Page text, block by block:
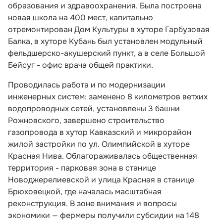
образования и здравоохранения. Была построена
новая школа на 400 мест, капитально
отремонтирован Дом Культуры в хуторе Гарбузовая
Балка, в хуторе Кубань был установлен модульный
фельдшерско-акушерский пункт, а в селе Большой
Бейсуг - офис врача общей практики.
Проводилась работа и по модернизации
инженерных систем: заменено 8 километров ветхих
водопроводных сетей, установлены 3 башни
Рожновского, завершено строительство
газопровода в хутор Кавказский и микрорайон
жилой застройки по ул. Олимпийской в хуторе
Красная Нива. Облагораживалась общественная
территория - парковая зона в станице
Новоджерелиевской и улица Красная в станице
Брюховецкой, где началась масштабная
реконструкция. В зоне внимания и вопросы
экономики — фермеры получили субсидии на 148